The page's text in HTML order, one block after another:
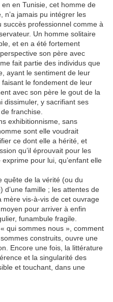
en Tunisie, cet homme de
n’a jamais pu intégrer les
professionnel comme à
Un homme solitaire
et en a été fortement
son père avec
fait partie des individus que
ayant le sentiment de leur
le fondement de leur
avec son père le gout de la
dissimuler, y sacrifiant ses
franchise.
exhibitionnisme, sans
sont elle voudrait
ce dont elle a hérité, et
qu’il éprouvait pour les
exprime pour lui, qu’enfant elle
quête de la vérité (ou du
d’une famille ; les attentes de
vis-à-vis de cet ouvrage
pour arriver à enfin
funambule fragile.
qui sommes nous », comment
construits, ouvre une
Encore une fois, la littérature
et la singularité des
et touchant, dans une